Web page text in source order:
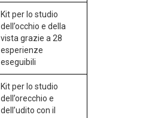
Kit per lo studio
dell’occhio e della
vista grazie a 28
esperienze
eseguibili
Kit per lo studio
dell’orecchio e
dell’udito con il